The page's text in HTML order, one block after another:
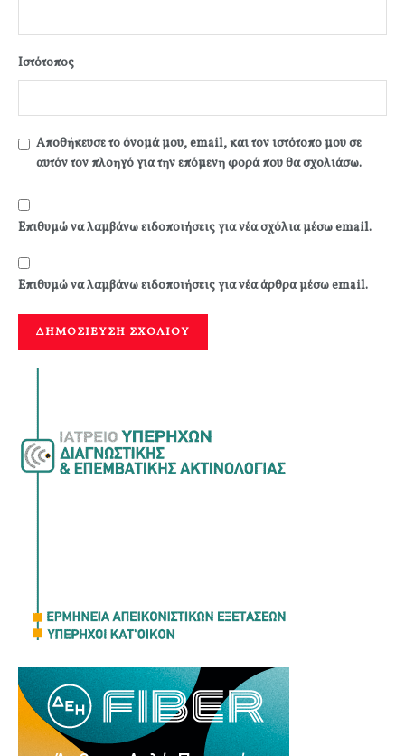
Ιστότοπος
Αποθήκευσε το όνομά μου, email, και τον ιστότοπο μου σε
αυτόν τον πλοηγό για την επόμενη φορά που θα σχολιάσω.
Επιθυμώ να λαμβάνω ειδοποιήσεις για νέα σχόλια μέσω email.
Επιθυμώ να λαμβάνω ειδοποιήσεις για νέα άρθρα μέσω email.